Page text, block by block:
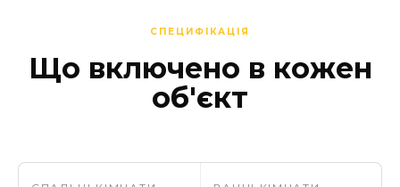
СПЕЦИФІКАЦІЯ
Що включено в кожен
об'єкт